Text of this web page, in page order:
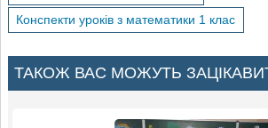
Конспекти уроків з математики 1 клас
ТАКОЖ ВАС МОЖУТЬ